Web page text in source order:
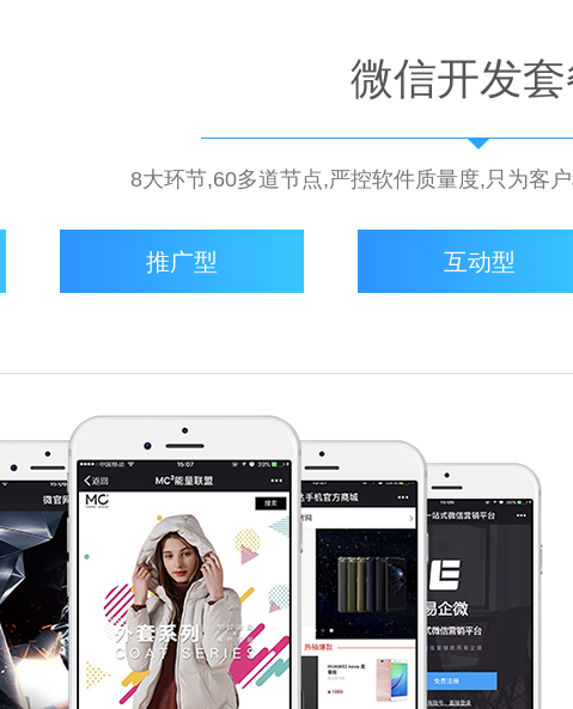
微信开发
8大环节,60多道节点,严控软件质量度,只为客
推广型 互动型